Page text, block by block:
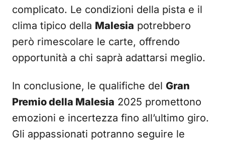
complicato. Le condizioni della pista e il
clima tipico della Malesia potrebbero
però rimescolare le carte, offrendo
opportunità a chi saprà adattarsi meglio.
In conclusione, le qualifiche del Gran
Premio della Malesia 2025 promettono
emozioni e incertezza fino all’ultimo giro.
Gli appassionati potranno seguire le